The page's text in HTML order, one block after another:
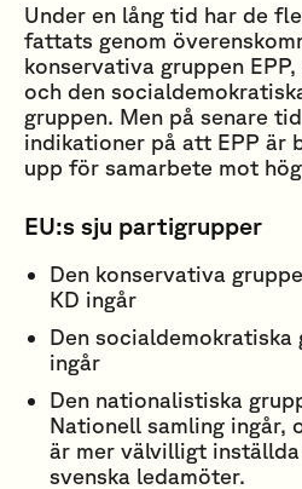
Under en lång tid har de
fattats genom
konservativa gruppen
och den
gruppen. Men på senare
indikationer på att EPP är
upp för samarbete mot
EU:s sju partigrupper
Den konservativa
KD ingår
Den socialdemokratiska
ingår
Den nationalistiska
Nationell samling ingår,
är mer välvilligt
svenska ledamöter.